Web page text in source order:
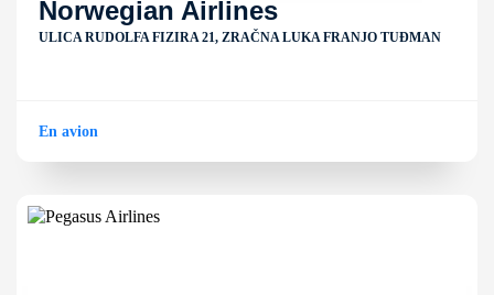
Norwegian Airlines
ULICA RUDOLFA FIZIRA 21, ZRAČNA LUKA FRANJO TUĐMAN
En avion